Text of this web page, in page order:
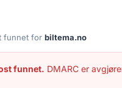
funnet for biltema.no
funnet. DMARC er